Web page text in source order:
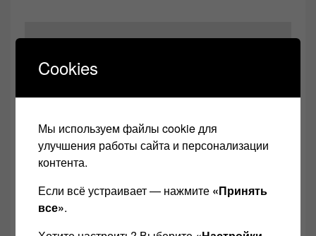
Возможно, Ваши настройки не позволяют
просматривать этот контент. Скорее всего, у
вас отключен интерфейс.
Посмотреть настройки
Cookies
Мы используем файлы cookie для
улучшения работы сайта и персонализации
контента.
Если всё устраивает — нажмите «Принять
все».